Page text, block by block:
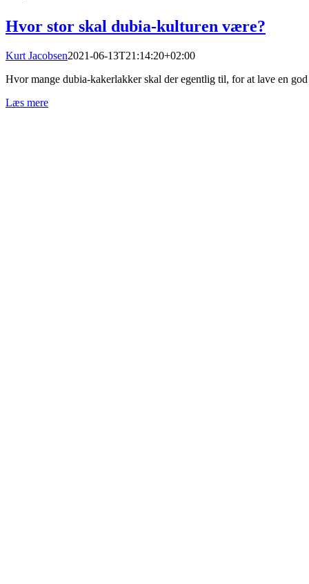
Hvor stor skal dubia-kulturen være?
Kurt Jacobsen2021-06-13T21:14:20+02:00
Hvor mange dubia-kakerlakker skal der egentlig til, for at lave en
Læs mere